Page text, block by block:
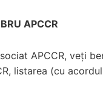
APCCR
APCCR, veți
listarea (cu